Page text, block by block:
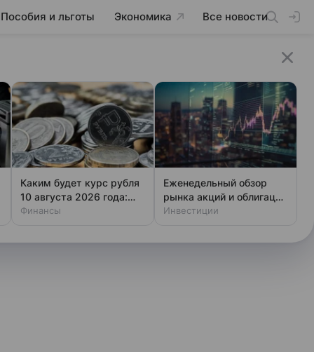
Пособия и льготы Экономика Все новости
Каким будет курс рубля
10 августа 2026 года:
прогноз эксперта
Финансы
Еженедельный обзор
рынка акций и облигаций
от 7 августа
Инвестиции